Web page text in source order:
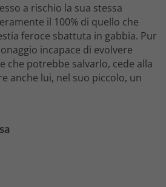
a rischio la sua stessa
il 100% di quello che
feroce sbattuta in gabbia. Pur
incapace di evolvere
che potrebbe salvarlo, cede alla
anche lui, nel suo piccolo, un